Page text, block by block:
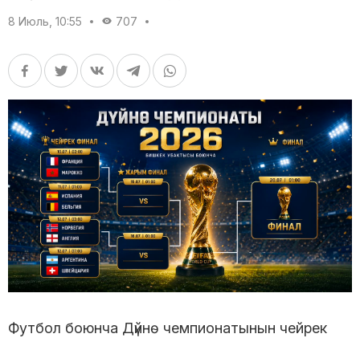
8 Июль, 10:55 707
Футбол боюнча Дүйнө чемпионатынын чейрек